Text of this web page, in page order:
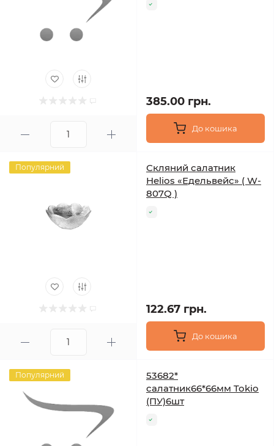
385.00 грн.
До кошика
Популярний
Скляний салатник
Helios «Едельвейс» ( W-
807Q )
122.67 грн.
До кошика
Популярний
53682*
салатник66*66мм Tokio
(ПУ)6шт